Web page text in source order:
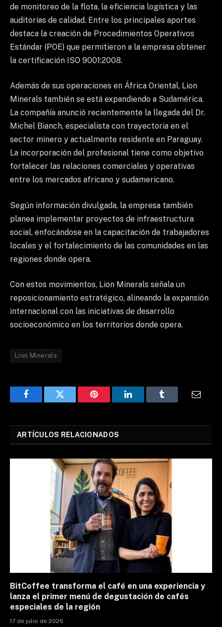
de monitoreo de la flota, la eficiencia logística y las
auditorías de calidad. Entre los principales aportes
destaca la creación de Procedimientos Operativos
Estándar (POE) que permitieron a la empresa obtener
la certificación ISO 9001:2008.
Además de sus operaciones en África Oriental, Lion
Minerals también se está expandiendo a Sudamérica.
La compañía anunció recientemente la llegada del Dr.
Michel Bianch, especialista con trayectoria en el
sector minero y actualmente residente en Paraguay.
La incorporación del profesional tiene como objetivo
fortalecer las relaciones comerciales y operativas
entre los mercados africano y sudamericano.
Según información divulgada, la empresa también
planea implementar proyectos de infraestructura
social, enfocándose en la capacitación de trabajadores
locales y el fortalecimiento de las comunidades en las
regiones donde opera.
Con estos movimientos, Lion Minerals señala un
reposicionamiento estratégico, alineando la expansión
internacional con las iniciativas de desarrollo
socioeconómico en los territorios donde opera.
Lion Minerals
FacebookTwitter Pinterest LinkedInTumblr
ARTÍCULOS RELACIONADOS
BitCoffee transforma el café en una experiencia y
lanza el primer menú de degustación de cafés
especiales de la región
17 de julio de 2026